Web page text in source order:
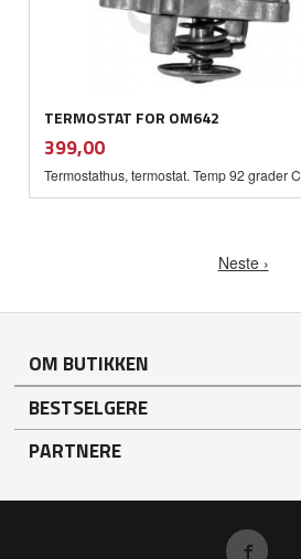
TERMOSTAT FOR OM642
Pris
399,00mva.
Termostathus, termostat. Temp 92 grader C
Neste ›
OM BUTIKKEN
BESTSELGERE
PARTNERE